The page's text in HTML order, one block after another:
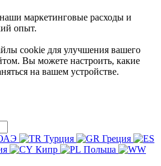
маркетинговые расходы и
опыт.
cookie для улучшения вашего
Вы можете настроить, какие
на вашем устройстве.
Турция
Греция
Кипр
Польша